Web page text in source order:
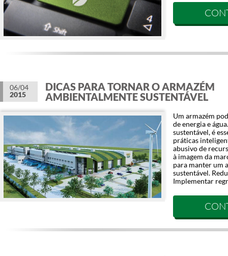
06/04
2015
DICAS PARA TORNAR O ARMAZÉM
AMBIENTALMENTE SUSTENTÁVEL
Um armazém
de energia e
sustentável, é
práticas
abusivo de
à imagem da
para manter um
sustentável.
Implementar